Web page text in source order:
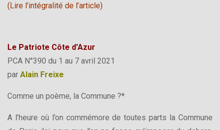
(Lire l’intégralité de l’article)
Le Patriote Côte d’Azur
PCA N°390 du 1 au 7 avril 2021
par Alain Freixe
Comme un poème, la Commune ?*
A l’heure où l’on commémore de toutes parts la Commune